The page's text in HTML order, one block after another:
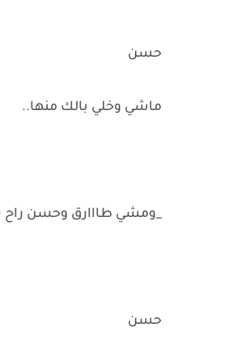
حسن
ماشي وخلي بالك منها..
_ومشي طااارق وحسن راح
حسن